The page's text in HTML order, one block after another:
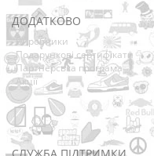
ДОДАТКОВО
Виробники
Подарункові сертифікати
Партнерська програма
Акції